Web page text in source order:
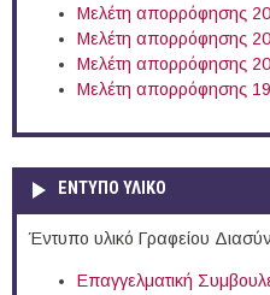
Μελέτη απορρόφησης
Μελέτη απορρόφησης
Μελέτη απορρόφησης
Μελέτη απορρόφησης
ΕΝΤΥΠΟ ΥΛΙΚΟ
Έντυπο υλικό Γραφείου
Επαγγελματική